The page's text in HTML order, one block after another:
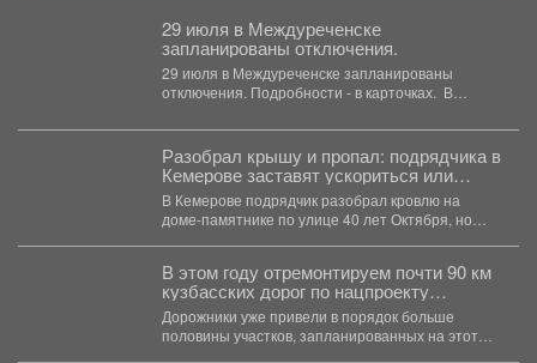
29 июля в Междуреченске
запланированы отключения.
29 июля в Междуреченске запланированы
отключения. Подробности - в карточках. ️ В
Разобрал крышу и пропал: подрядчика в
Кемерове заставят ускориться или
заплатить неустойку
В Кемерове подрядчик разобрал кровлю на
доме-памятнике по улице 40 лет Октября, но
В этом году отремонтируем почти 90 км
кузбасских дорог по нацпроекту
«Инфраструктура для жизни», который
инициировал наш Президент Владимир
Владимирович Путин.
Дорожники уже привели в порядок больше
половины участков, запланированных на этот